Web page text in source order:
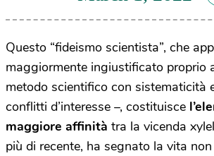
Questo “fideismo scientista”, che
maggiormente ingiustificato proprio
metodo scientifico con sistematicità
conflitti d’interesse –, costituisce
maggiore affinità tra la vicenda
più di recente, ha segnato la vita